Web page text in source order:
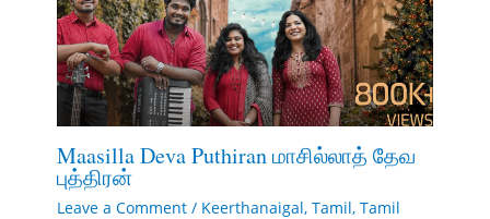
Maasilla Deva Puthiran மாசில்லாத் தேவ
புத்திரன்
Leave a Comment / Keerthanaigal, Tamil, Tamil